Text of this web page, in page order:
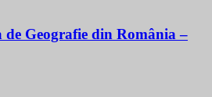
de Geografie din România –